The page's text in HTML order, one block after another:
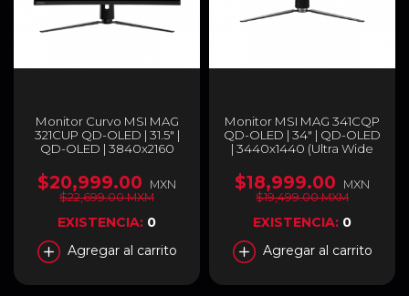
Monitor Curvo MSI MAG
321CUP QD-OLED | 31.5" |
QD-OLED | 3840x2160
(GTG) | G-Sync | MAG
321CUP QD-OLED
$20,999.00
MXN
$22,699.00 MXM
EXISTENCIA: 0
Agregar al carrito
Monitor MSI MAG 341CQP
QD-OLED | 34" | QD-OLED
| 3440x1440 (Ultra Wide
(GTG) | HDMI / DisplayPort
/ USB-C | MAG 341CQP
QD-OLED
$18,999.00
MXN
$19,499.00 MXM
EXISTENCIA: 0
Agregar al carrito